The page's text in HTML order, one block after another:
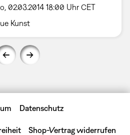
02.03.2014 18:00 Uhr CET
Kunst
Datenschutz
Shop-Vertrag widerrufen